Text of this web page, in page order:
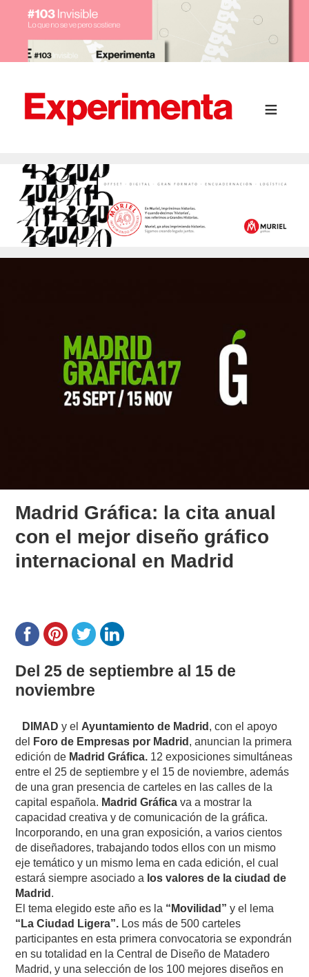
Madrid Gráfica: la cita anual
con el mejor diseño gráfico
internacional en Madrid
Del 25 de septiembre al 15 de
noviembre
DIMAD y el Ayuntamiento de Madrid , con el apoyo
del
Foro de Empresas por Madrid , anuncian la primera
edición de Madrid Gráfica. 12 exposiciones simultáneas
entre el 25 de septiembre y el 15 de noviembre, además
de una gran presencia de carteles en las calles de la
capital española. Madrid Gráfica va a mostrar la
capacidad creativa y de comunicación de la gráfica.
Incorporando, en una gran exposición, a varios cientos
de diseñadores, trabajando todos ellos con un mismo
eje temático y un mismo lema en cada edición, el cual
estará siempre asociado a los valores de la ciudad de
Madrid .
El tema elegido este año es la “Movilidad” y el lema
“La Ciudad Ligera”. Los más de 500 carteles
participantes en esta primera convocatoria se expondrán
en su totalidad en la Central de Diseño de Matadero
Madrid, y una selección de los 100 mejores diseños en